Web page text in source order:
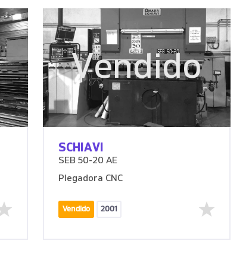
Vendido
SCHIAVI
SEB 50-20 AE
Plegadora CNC
Vendido 2001